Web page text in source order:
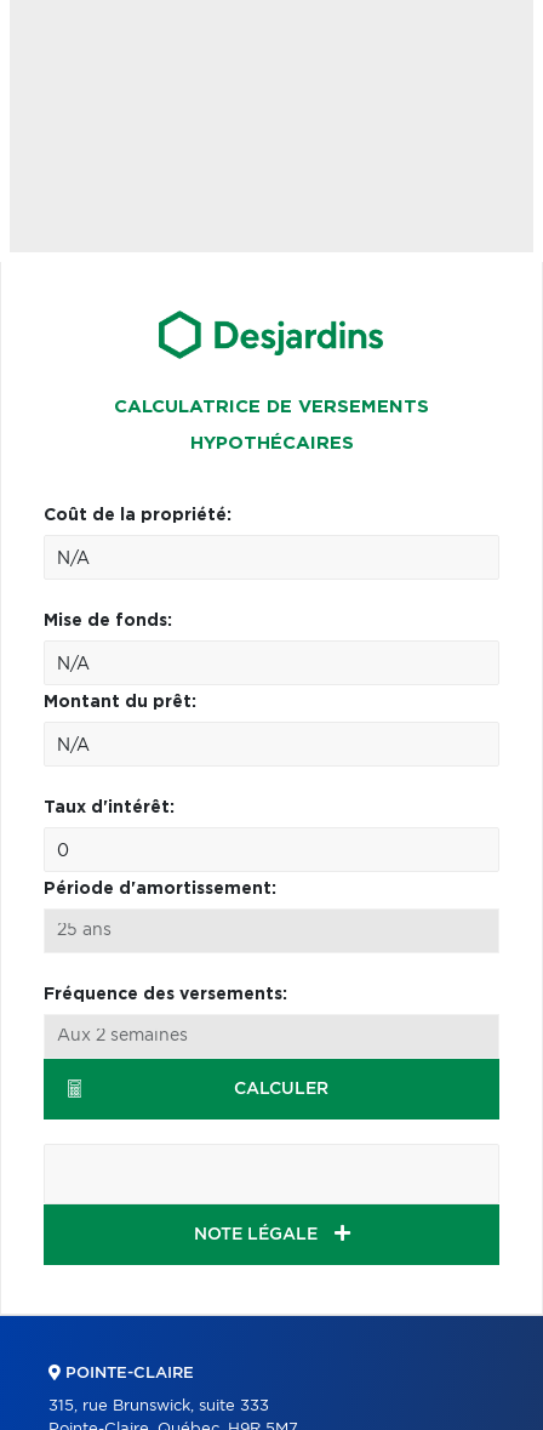
CALCULATRICE DE VERSEMENTS
HYPOTHÉCAIRES
Coût de la propriété:
Mise de fonds:
Montant du prêt:
Taux d'intérêt:
Période d'amortissement:
Fréquence des versements:
CALCULER
NOTE LÉGALE
POINTE-CLAIRE
315, rue Brunswick, suite 333